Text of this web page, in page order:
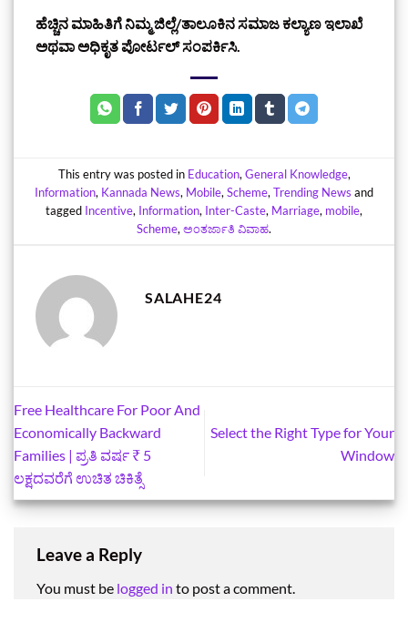
ಹೆಚ್ಚಿನ ಮಾಹಿತಿಗೆ ನಿಮ್ಮ ಜಿಲ್ಲೆ/ತಾಲೂಕಿನ ಸಮಾಜ ಕಲ್ಯಾಣ ಇಲಾಖೆ
ಅಥವಾ ಅಧಿಕೃತ ಪೋರ್ಟಲ್ ಸಂಪರ್ಕಿಸಿ.
This entry was posted in Education, General Knowledge,
Information, Kannada News, Mobile, Scheme, Trending News and
tagged Incentive, Information, Inter-Caste, Marriage, mobile,
Scheme, ಅಂತರ್ಜಾತಿ ವಿವಾಹ.
SALAHE24
Free Healthcare For Poor And
Economically Backward
Families | ಪ್ರತಿ ವರ್ಷ ₹ 5
ಲಕ್ಷದವರೆಗೆ ಉಚಿತ ಚಿಕಿತ್ಸೆ
Select the Right Type for Your
Window
Leave a Reply
You must be logged in to post a comment.